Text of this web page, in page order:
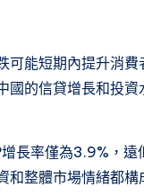
能短期內提升消
的信貸增長和投
長率僅為3.9%，遠
整體市場情緒都構